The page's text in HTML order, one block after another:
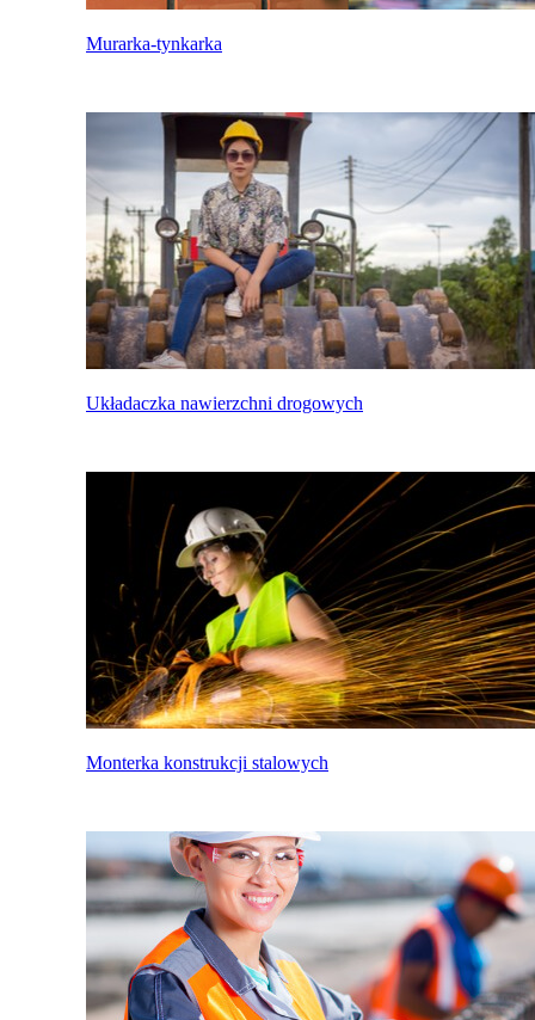
Murarka-tynkarka
Układaczka nawierzchni drogowych
Monterka konstrukcji stalowych